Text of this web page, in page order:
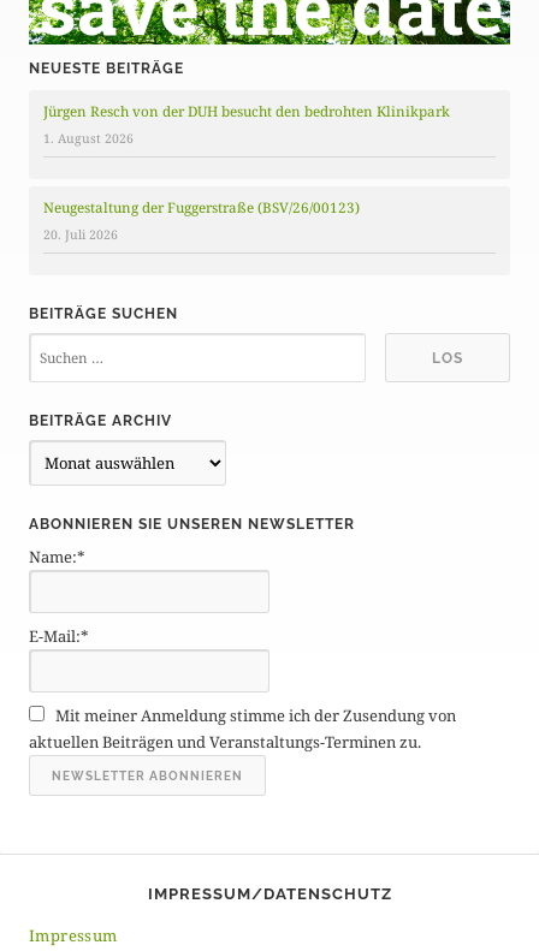
NEUESTE BEITRÄGE
Jürgen Resch von der DUH besucht den bedrohten Klinikpark
1. August 2026
Neugestaltung der Fuggerstraße (BSV/26/00123)
20. Juli 2026
BEITRÄGE SUCHEN
BEITRÄGE ARCHIV
e
t
r
g
e
r
c
h
v
ABONNIEREN SIE UNSEREN NEWSLETTER
Name:*
E-Mail:*
Mit meiner Anmeldung stimme ich der Zusendung von
aktuellen Beiträgen und Veranstaltungs-Terminen zu.
IMPRESSUM/DATENSCHUTZ
Impressum